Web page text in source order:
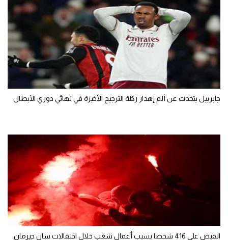
جابرييل يتحدث عن ألم إهدار ركلة الترجيح الأخيرة في نهائي دوري الأبطال
القبض على 416 شخصا بسبب أعمال شغب خلال احتفالات سان جيرمان